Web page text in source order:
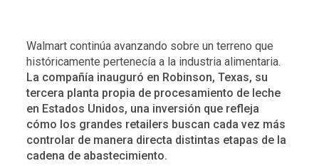
Walmart continúa avanzando sobre un terreno que
históricamente pertenecía a la industria alimentaria.
La compañía inauguró en Robinson, Texas, su
tercera planta propia de procesamiento de leche
en Estados Unidos, una inversión que refleja
cómo los grandes retailers buscan cada vez más
controlar de manera directa distintas etapas de la
cadena de abastecimiento.